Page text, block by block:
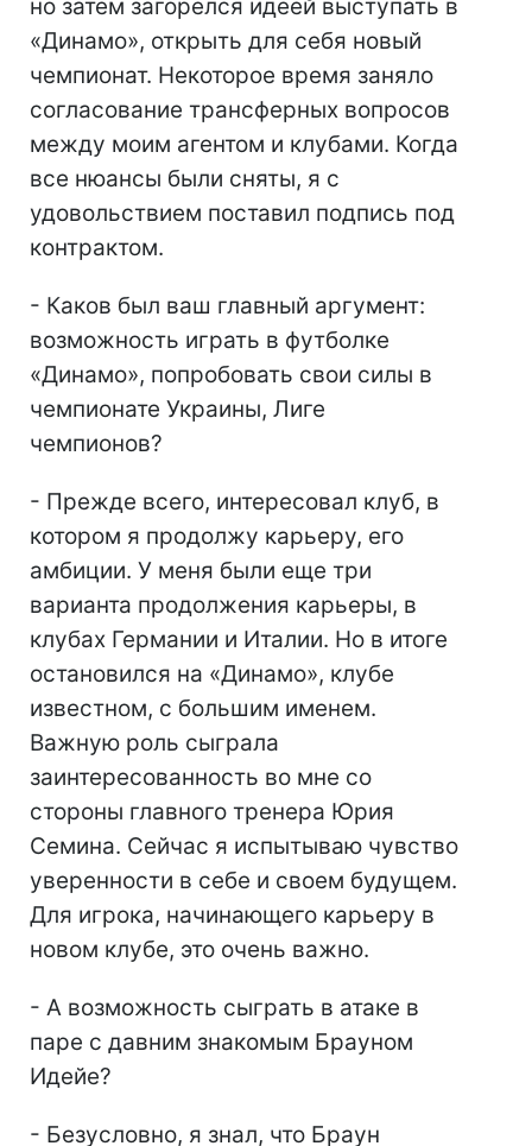
но затем загорелся идеей выступать в
«Динамо», открыть для себя новый
чемпионат. Некоторое время заняло
согласование трансферных вопросов
между моим агентом и клубами. Когда
все нюансы были сняты, я с
удовольствием поставил подпись под
контрактом.
- Каков был ваш главный аргумент:
возможность играть в футболке
«Динамо», попробовать свои силы в
чемпионате Украины, Лиге
чемпионов?
- Прежде всего, интересовал клуб, в
котором я продолжу карьеру, его
амбиции. У меня были еще три
варианта продолжения карьеры, в
клубах Германии и Италии. Но в итоге
остановился на «Динамо», клубе
известном, с большим именем.
Важную роль сыграла
заинтересованность во мне со
стороны главного тренера Юрия
Семина. Сейчас я испытываю чувство
уверенности в себе и своем будущем.
Для игрока, начинающего карьеру в
новом клубе, это очень важно.
- А возможность сыграть в атаке в
паре с давним знакомым Брауном
Идейе?
- Безусловно, я знал, что Браун